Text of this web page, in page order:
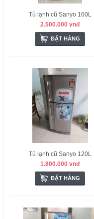
Tủ lạnh cũ Sanyo 160L
2.500.000 vnđ
ĐẶT HÀNG
Tủ lạnh cũ Sanyo 120L
1.800.000 vnđ
ĐẶT HÀNG